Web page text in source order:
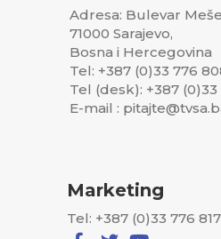
Adresa: Bulevar
71000 Sarajevo,
Bosna i Hercegovina
Tel: +387 (0)33 776
Tel (desk): +387 (0)33
E-mail :
Marketing
Tel: +387 (0)33 776 817